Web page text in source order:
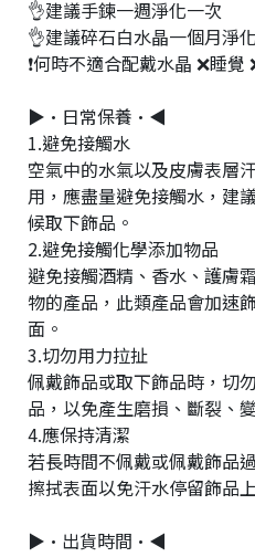
👌建議手鍊一週淨化一次
👌建議碎石白水晶一個月淨
❗何時不適合配戴水晶 ❌睡覺
▶•日常保養•◀
1.避免接觸水
空氣中的水氣以及皮膚表層
用，應盡量避免接觸水，建
候取下飾品。
2.避免接觸化學添加物品
避免接觸酒精、香水、護膚
物的產品，此類產品會加速
面。
3.切勿用力拉扯
佩戴飾品或取下飾品時，切
品，以免產生磨損、斷裂、
4.應保持清潔
若長時間不佩戴或佩戴飾品
擦拭表面以免汗水停留飾品
▶•出貨時間•◀